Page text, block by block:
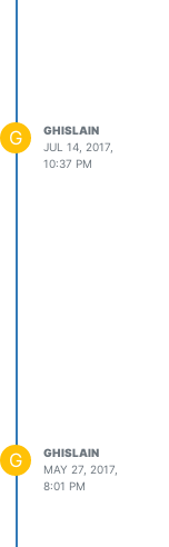
G
GHISLAIN
JUL 14, 2017,
10:37 PM
G
GHISLAIN
MAY 27, 2017,
8:01 PM